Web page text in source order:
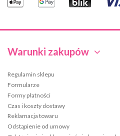
Warunki zakupów
Regulamin sklepu
Formularze
Formy płatności
Czas i koszty dostawy
Reklamacja towaru
Odstąpienie od umowy